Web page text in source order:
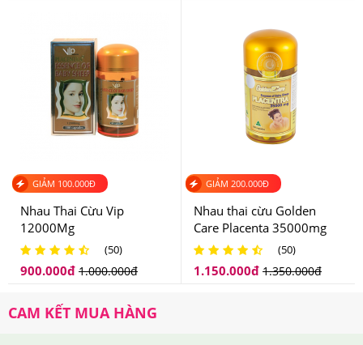
GIẢM 100.000Đ
Nhau Thai Cừu Vip
12000Mg
(50)
900.000đ 1.000.000đ
GIẢM 200.000Đ
Nhau thai cừu Golden
Care Placenta 35000mg
(50)
1.150.000đ 1.350.000đ
CAM KẾT MUA HÀNG